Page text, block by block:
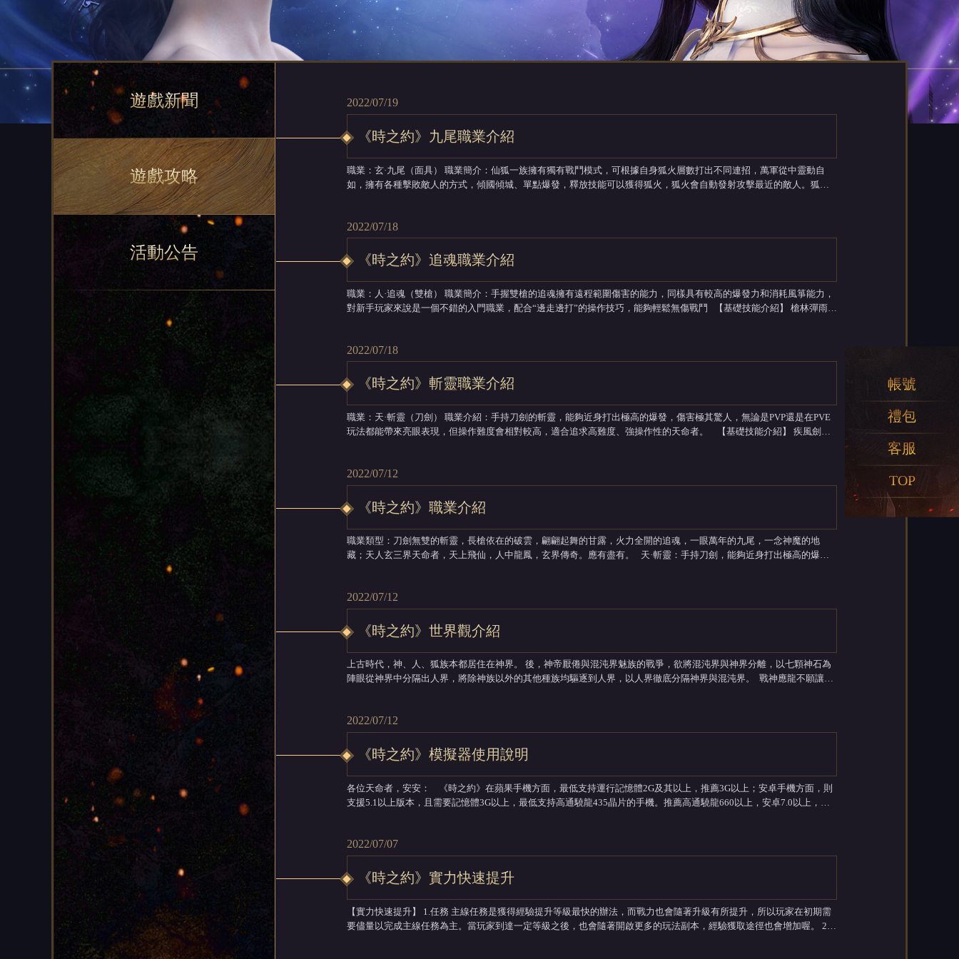
遊戲新聞
遊戲攻略
活動公告
2022/07/19
《時之約》九尾職業介紹
職業：玄·九尾（面具） 職業簡介：仙狐一族擁有獨有戰鬥模式，可根據自身狐火層數打出不同連招，萬軍從中靈動自
如，擁有各種擊敗敵人的方式，傾國傾城、單點爆發，釋放技能可以獲得狐火，狐火會自動發射攻擊最近的敵人。狐火
2022/07/18
《時之約》追魂職業介紹
職業：人·追魂（雙槍） 職業簡介：手握雙槍的追魂擁有遠程範圍傷害的能力，同樣具有較高的爆發力和消耗風箏能力，
對新手玩家來說是一個不錯的入門職業，配合“邊走邊打”的操作技巧，能夠輕鬆無傷戰鬥 【基礎技能介紹】 槍林彈雨:
2022/07/18
《時之約》斬靈職業介紹
職業：天·斬靈（刀劍） 職業介紹：手持刀劍的斬靈，能夠近身打出極高的爆發，傷害極其驚人，無論是PVP還是在PVE
玩法都能帶來亮眼表現，但操作難度會相對較高，適合追求高難度、強操作性的天命者。 【基礎技能介紹】 疾風劍
2022/07/12
《時之約》職業介紹
職業類型：刀劍無雙的斬靈，長槍依在的破雲，翩翩起舞的甘露，火力全開的追魂，一眼萬年的九尾，一念神魔的地
藏；天人玄三界天命者，天上飛仙，人中龍鳳，玄界傳奇。應有盡有。 天·斬靈：手持刀劍，能夠近身打出極高的爆
2022/07/12
《時之約》世界觀介紹
上古時代，神、人、狐族本都居住在神界。 後，神帝厭倦與混沌界魅族的戰爭，欲將混沌界與神界分離，以七顆神石為
陣眼從神界中分隔出人界，將除神族以外的其他種族均驅逐到人界，以人界徹底分隔神界與混沌界。 戰神應龍不願讓其
2022/07/12
《時之約》模擬器使用說明
各位天命者，安安： 《時之約》在蘋果手機方面，最低支持運行記憶體2G及其以上，推薦3G以上；安卓手機方面，則
支援5.1以上版本，且需要記憶體3G以上，最低支持高通驍龍435晶片的手機。推薦高通驍龍660以上，安卓7.0以上，運
2022/07/07
《時之約》實力快速提升
【實力快速提升】 1.任務 主線任務是獲得經驗提升等級最快的辦法，而戰力也會隨著升級有所提升，所以玩家在初期需
要儘量以完成主線任務為主。當玩家到達一定等級之後，也會隨著開啟更多的玩法副本，經驗獲取途徑也會增加喔。 2.
帳號
禮包
客服
TOP